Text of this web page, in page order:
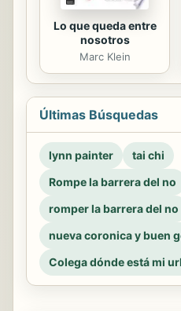
Lo que queda entre
nosotros
Marc Klein
Últimas Búsquedas
lynn painter
tai chi
Rompe la barrera del no
romper la barrera del no
nueva coronica y buen
Colega dónde está mi